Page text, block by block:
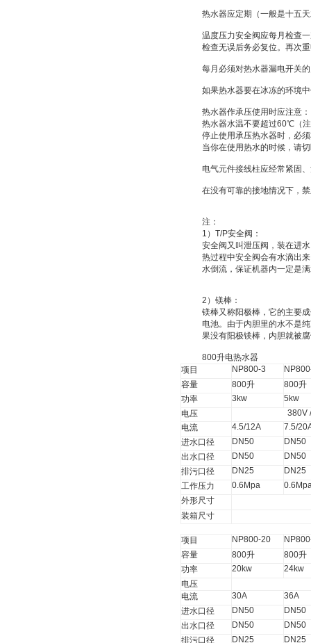
热水器应定期（一般是十五
温度压力安全阀应每月检查
检查无误后务必复位。再次
每月必须对热水器漏电开关
如果热水器要在冰冻的环境
热水器作承压使用时应注意：
热水器水温不要超过60℃ （
停止使用承压热水器时，必
当你在使用热水的时候，请
电气元件接线柱应经常紧固
在没有可靠的接地情况下，
注：
1 ） T/P安全阀：
安全阀又叫泄压阀 ，装在进
热过程中安全阀会有水滴出
水倒流，保证机器内一定是
2 ） 镁棒：
镁棒又称阳极棒 ，它的主要
电池。由于内胆里的水不是
果没有阳极镁棒，内胆就被
800升电热水器
项目
NP800-3
容量
800升 800升
功率
3kw
5kw
电压
380V
电流
4.5/12A
7.5/
进水口径
DN50
DN50
出水口径
DN50
DN50
排污口径
DN25
DN25
工作压力
0.6Mpa
外形尺寸
装箱尺寸
项目 NP800-20
容量
800升 800升
功率
20kw
24kw
电压
电流
30A
36A
进水口径
DN50
DN50
出水口径
DN50
DN50
排污口径
DN25 DN25